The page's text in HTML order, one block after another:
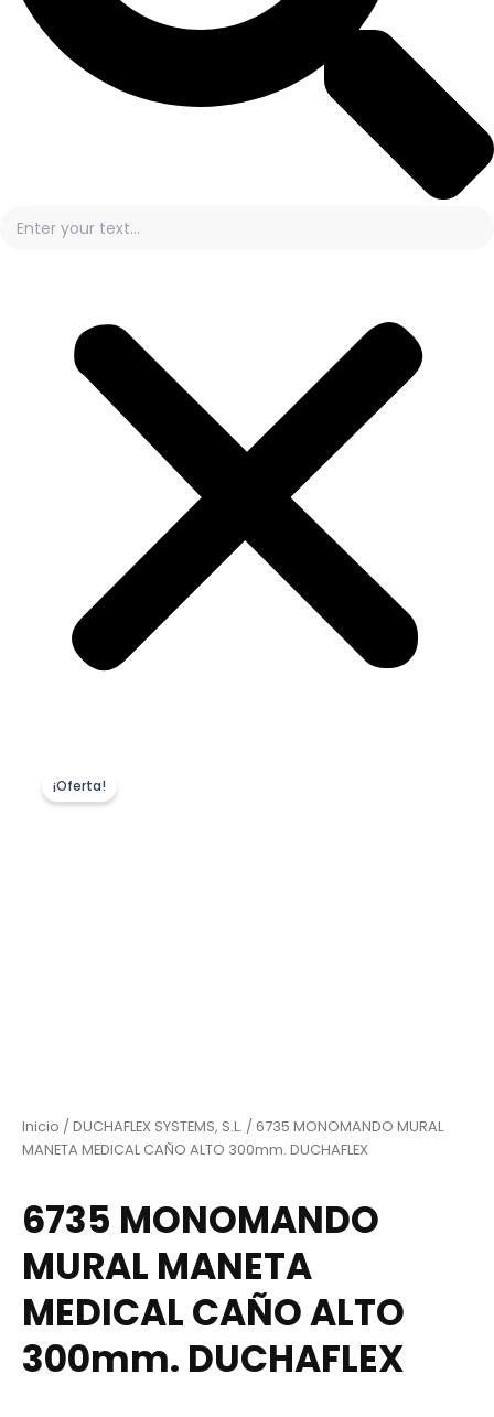
¡Oferta!
Inicio /DUCHAFLEX SYSTEMS, S.L. / 6735 MONOMANDO MURAL
MANETA MEDICAL CAÑO ALTO 300mm. DUCHAFLEX
6735 MONOMANDO
MURAL MANETA
MEDICAL CAÑO ALTO
300mm. DUCHAFLEX